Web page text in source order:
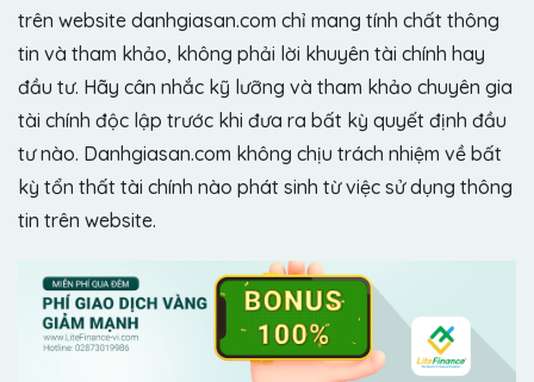
trên website danhgiasan.com chỉ mang tính chất thông
tin và tham khảo, không phải lời khuyên tài chính hay
đầu tư. Hãy cân nhắc kỹ lưỡng và tham khảo chuyên gia
tài chính độc lập trước khi đưa ra bất kỳ quyết định đầu
tư nào. Danhgiasan.com không chịu trách nhiệm về bất
kỳ tổn thất tài chính nào phát sinh từ việc sử dụng thông
tin trên website.